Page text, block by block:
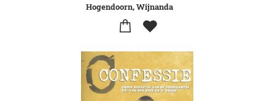
Hogendoorn, Wijnanda